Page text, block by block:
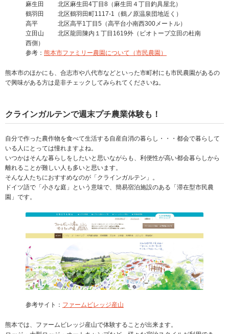
麻生田 北区麻生田4丁目8（麻生田４丁目釣具屋北）
鶴羽田 北区鶴羽田町1117-1（鶴ノ原温泉団地近く）
高平 北区高平1丁目5（高平台小南西300メートル）
立田山 北区龍田陳内１丁目1619外（ビオトープ立田の杜南
西側）
参考： 熊本市ファミリー農園について（市民農園）
熊本市のほかにも、合志市や八代市などといった市町村にも市民農園があるの
で興味がある方は是非チェックしてみられてくださいね。
クラインガルテンで週末プチ農業体験も！
自分で作った農作物を食べて生活する自産自消の暮らし・・・都会で暮らして
いる人にとっては憧れますよね。
いつかはそんな暮らしをしたいと思いながらも、利便性が高い都会暮らしから
離れることが難しい人も多いと思います。
そんな人たちにおすすめなのが「クラインガルテン」。
ドイツ語で「小さな庭」という意味で、簡易宿泊施設のある「滞在型市民農
園」です。
参考サイト： ファームビレッジ産山
熊本では、ファームビレッジ産山で体験することが出来ます。